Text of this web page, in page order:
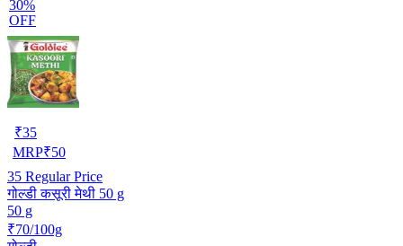
30%
OFF
₹35
MRP₹50
35 Regular Price
गोल्डी कसूरी मेथी 50 g
50 g
₹70/100g